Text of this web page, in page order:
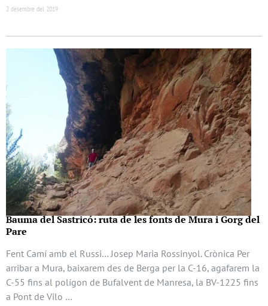
2 desembre del 2019
Bauma del Sastricó: ruta de les fonts de Mura i Gorg del
Pare
Fent Camí amb el Russi… Josep Maria Rossinyol. Crònica Per
arribar a Mura, baixarem des de Berga per la C-16, agafarem la
C-55 fins al polígon de Bufalvent de Manresa, la BV-1225 fins
a Pont de Vilo …